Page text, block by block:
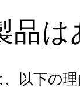
品
以下の